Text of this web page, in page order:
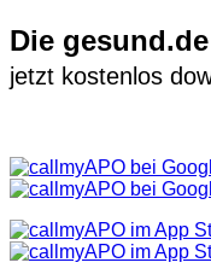
Die
jetzt kostenlos